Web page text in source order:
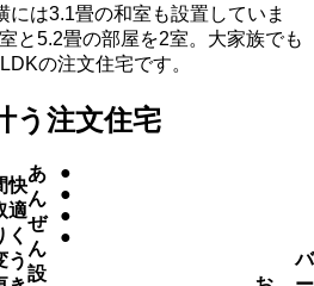
は3.1畳の和室も設置していま
と5.2畳の部屋を2室。大家族でも
の注文住宅です。
う注文住宅
快
適
く
う
あ
ん
ぜ
ん
設
●
●
●
●
バ